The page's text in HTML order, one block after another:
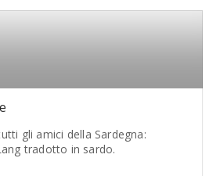
gli amici della Sardegna:
tradotto in sardo.